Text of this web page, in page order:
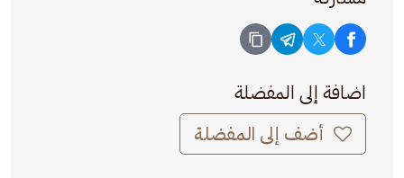
اضافة إلى المفضلة
أضف إلى المفضلة